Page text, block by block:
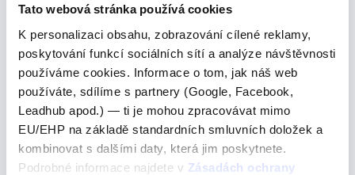
Tato webová stránka používá cookies
K personalizaci obsahu, zobrazování cílené reklamy,
poskytování funkcí sociálních sítí a analýze návštěvnosti
používáme cookies. Informace o tom, jak náš web
používáte, sdílíme s partnery (Google, Facebook,
Leadhub apod.) — ti je mohou zpracovávat mimo
EU/EHP na základě standardních smluvních doložek a
kombinovat s dalšími daty, která jim poskytnete.
Podrobné informace najdete v Zásadách ochrany
"poder"
"poder"
Moci, smět -->
PODER – moci, smět (O → UE) puedo – můžu puedes